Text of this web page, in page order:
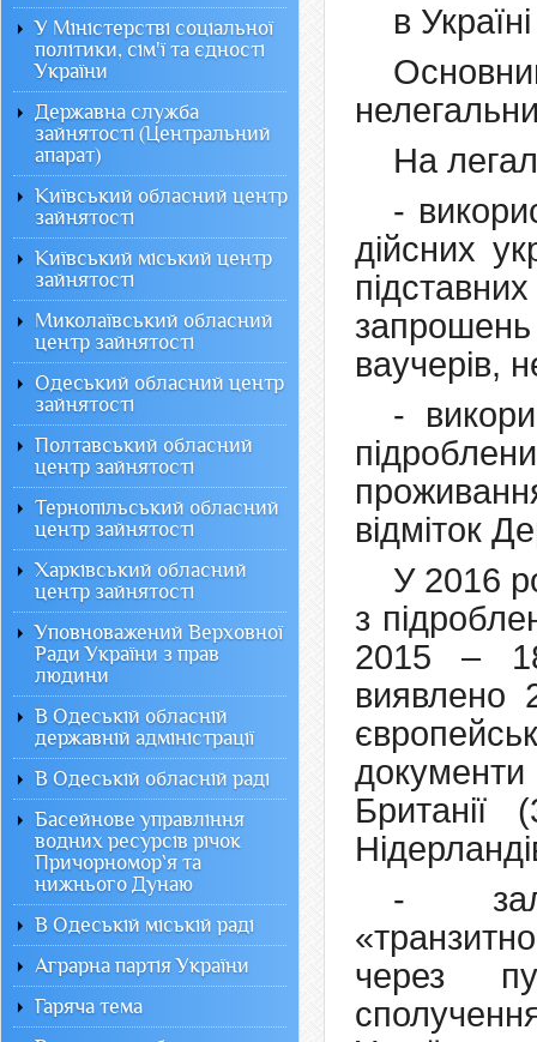
в
На
-
дійсних
ваучерів,
-
відміток
У 2016
з
2015 –
виявлено
Британії
-
через
У Міністерстві соціальної
політики, сім'ї та єдності
України
Державна служба
зайнятості (Центральний
апарат)
Київський обласний центр
зайнятості
Київський міський центр
зайнятості
Миколаївський обласний
центр зайнятості
Одеський обласний центр
зайнятості
Полтавський обласний
центр зайнятості
Тернопільський обласний
центр зайнятості
Харківський обласний
центр зайнятості
Уповноважений Верховної
Ради України з прав
людини
В Одеській обласній
державній адміністрації
В Одеській обласній раді
Басейнове управління
водних ресурсів річок
Причорномор`я та
нижнього Дунаю
В Одеській міській раді
Аграрна партія України
Гаряча тема